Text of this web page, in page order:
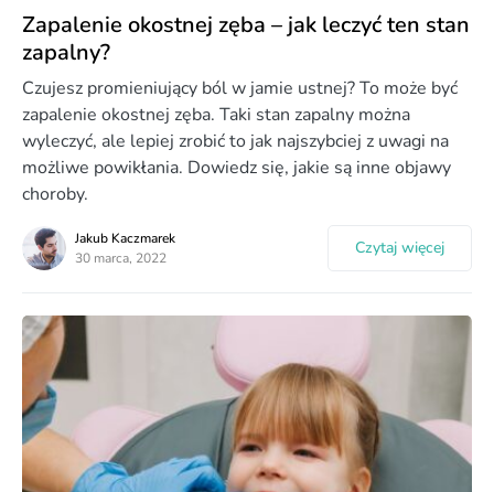
Zapalenie okostnej zęba – jak leczyć ten stan
zapalny?
Czujesz promieniujący ból w jamie ustnej? To może być
zapalenie okostnej zęba. Taki stan zapalny można
wyleczyć, ale lepiej zrobić to jak najszybciej z uwagi na
możliwe powikłania. Dowiedz się, jakie są inne objawy
choroby.
Jakub Kaczmarek
30 marca, 2022
Czytaj więcej